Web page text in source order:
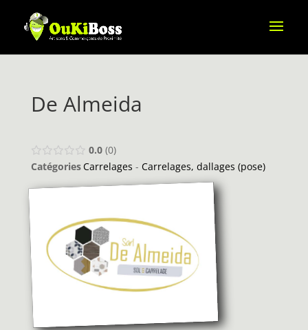
De Almeida
0.0 0
CatégoriesCarrelages - Carrelages, dallages (pose)